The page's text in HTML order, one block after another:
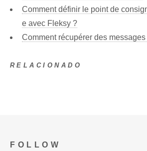
Comment définir le point de
e avec Fleksy ?
Comment récupérer des
RELACIONADO
FOLLOW